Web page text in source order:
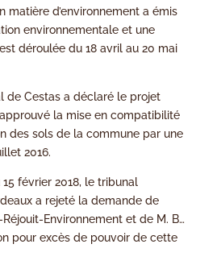
matière d’environnement a émis
environnementale et une
déroulée du 18 avril au 20 mai
de Cestas a déclaré le projet
la mise en compatibilité
des sols de la commune par une
2016.
février 2018, le tribunal
a rejeté la demande de
Réjouit-Environnement et de M. B…
pour excès de pouvoir de cette